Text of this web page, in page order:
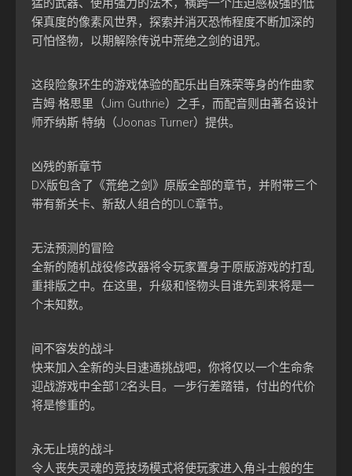
猛的武器、使用强力的法术，横跨一个压迫感极强的低
保真度的像素风世界，探索并消灭恐怖程度不断加深的
可怕怪物，以期解除传说中荒绝之剑的诅咒。
这段险象环生的游戏体验的配乐出自殊荣等身的作曲家
吉姆·格思里（Jim Guthrie）之手，而配音则由著名设计
师乔纳斯·特纳（Joonas Turner）提供。
凶残的新章节
DX版包含了《荒绝之剑》原版全部的章节，并附带三个
带有新关卡、新敌人组合的DLC章节。
无法预测的冒险
全新的随机战役修改器将令玩家置身于原版游戏的打乱
重排版之中。在这里，升级和怪物头目谁先到来将是一
个未知数。
间不容发的战斗
快来加入全新的头目速通挑战吧，你将仅以一个生命条
迎战游戏中全部12名头目。一步行差踏错，付出的代价
将是惨重的。
永无止境的战斗
令人丧失灵魂的竞技场模式将使玩家进入角斗士般的生